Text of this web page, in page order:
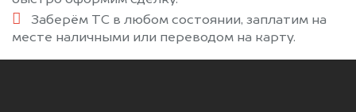
Заберём ТС в любом состоянии, заплатим на
месте наличными или переводом на карту.